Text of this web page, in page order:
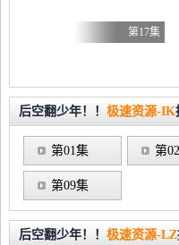
第17集
后空翻少年！！ 极速资源-IK
第01集 第
第09集
后空翻少年！！ 极速资源-LZ